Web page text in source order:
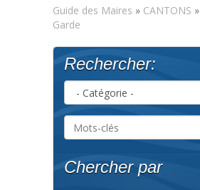
Guide des Maires » CANTONS »
Garde
Rechercher:
Chercher par